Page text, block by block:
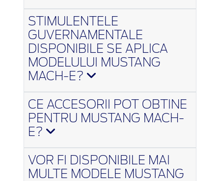
STIMULENTELE
GUVERNAMENTALE
DISPONIBILE SE APLICA
MODELULUI MUSTANG
MACH-E?
CE ACCESORII POT OBTINE
PENTRU MUSTANG MACH-
E?
VOR FI DISPONIBILE MAI
MULTE MODELE MUSTANG